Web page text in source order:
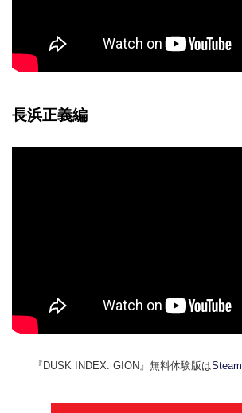
長浜正義編
『DUSK INDEX: GION』無料体験版はSteam